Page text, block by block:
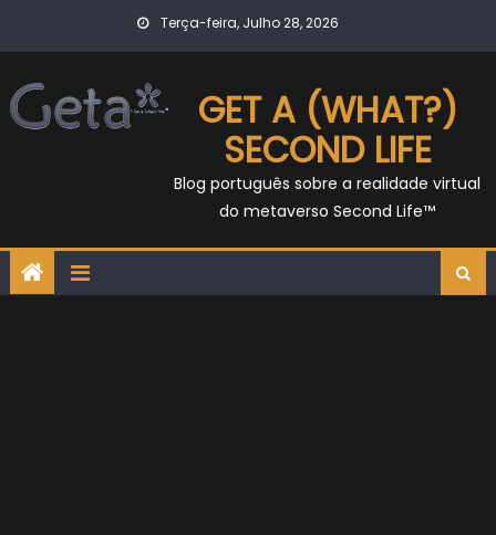
Terça-feira, Julho 28, 2026
GET A (WHAT?)
SECOND LIFE
Blog português sobre a realidade virtual
do metaverso Second Life™